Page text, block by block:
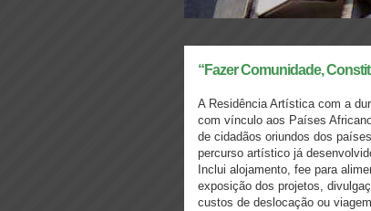
“Fazer Comunidade,
A Residência Artística com a
com vínculo aos Países
de cidadãos oriundos dos
percurso artístico já
Inclui alojamento, fee para
exposição dos projetos,
custos de deslocação ou